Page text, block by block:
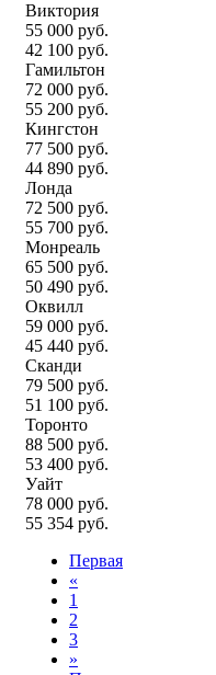
Виктория
55 000 руб.
42 100 руб.
Гамильтон
72 000 руб.
55 200 руб.
Кингстон
77 500 руб.
44 890 руб.
Лонда
72 500 руб.
55 700 руб.
Монреаль
65 500 руб.
50 490 руб.
Оквилл
59 000 руб.
45 440 руб.
Сканди
79 500 руб.
51 100 руб.
Торонто
88 500 руб.
53 400 руб.
Уайт
78 000 руб.
55 354 руб.
Первая
«
1
2
3
»